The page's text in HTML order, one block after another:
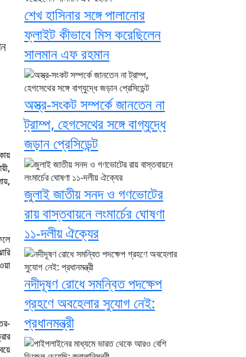
শেখ হাসিনার সঙ্গে পালানোর
ফ্লাইট কীভাবে মিস করেছিলেন
সালমান এফ রহমান
অস্ত্র-সংকট সম্পর্কে জানতেন না
ট্রাম্প, হেগসেথের সঙ্গে বাগ্‌যুদ্ধে
জড়ান প্রেসিডেন্ট
জুলাই জাতীয় সনদ ও গণভোটের
রায় বাস্তবায়নে লংমার্চের ঘোষণা
১১-দলীয় ঐক্যের
নদীদূষণ রোধে সমন্বিত পদক্ষেপ
গ্রহণে অবহেলার সুযোগ নেই:
প্রধানমন্ত্রী